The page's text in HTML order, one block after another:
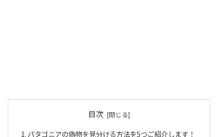
目次
パタゴニアの偽物を見分ける方法を5つご紹介します！